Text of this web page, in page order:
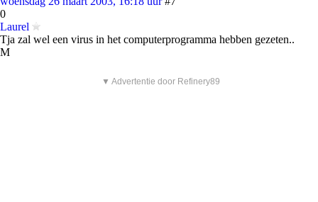
0
Laurel
Tja zal wel een virus in het computerprogramma hebben gezeten..
M
▼ Advertentie door Refinery89